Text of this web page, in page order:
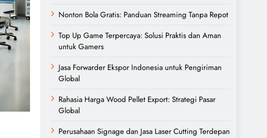
Nonton Bola Gratis: Panduan Streaming Tanpa Repot
Top Up Game Terpercaya: Solusi Praktis dan Aman
untuk Gamers
Jasa Forwarder Ekspor Indonesia untuk Pengiriman
Global
Rahasia Harga Wood Pellet Export: Strategi Pasar
Global
Perusahaan Signage dan Jasa Laser Cutting Terdepan